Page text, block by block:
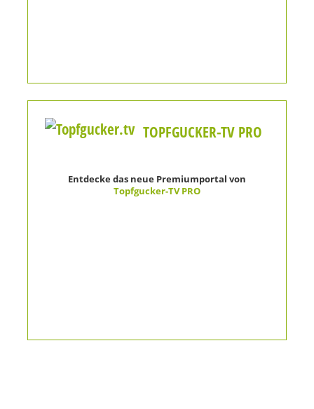
TOPFGUCKER-TV PRO
Entdecke das neue Premiumportal von
Topfgucker-TV PRO